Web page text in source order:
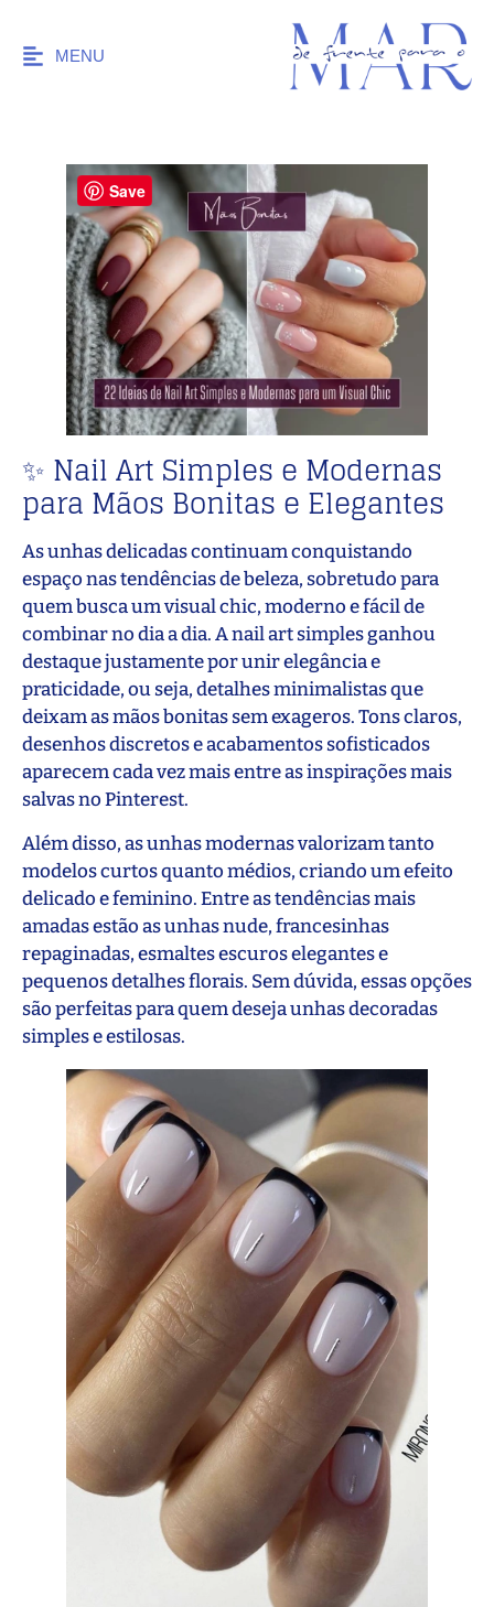
MENU
✨ Nail Art Simples e Modernas
para Mãos Bonitas e Elegantes
As unhas delicadas continuam conquistando
espaço nas tendências de beleza, sobretudo para
quem busca um visual chic, moderno e fácil de
combinar no dia a dia. A nail art simples ganhou
destaque justamente por unir elegância e
praticidade, ou seja, detalhes minimalistas que
deixam as mãos bonitas sem exageros. Tons claros,
desenhos discretos e acabamentos sofisticados
aparecem cada vez mais entre as inspirações mais
salvas no Pinterest.
Além disso, as unhas modernas valorizam tanto
modelos curtos quanto médios, criando um efeito
delicado e feminino. Entre as tendências mais
amadas estão as unhas nude, francesinhas
repaginadas, esmaltes escuros elegantes e
pequenos detalhes florais. Sem dúvida, essas opções
são perfeitas para quem deseja unhas decoradas
simples e estilosas.
Save